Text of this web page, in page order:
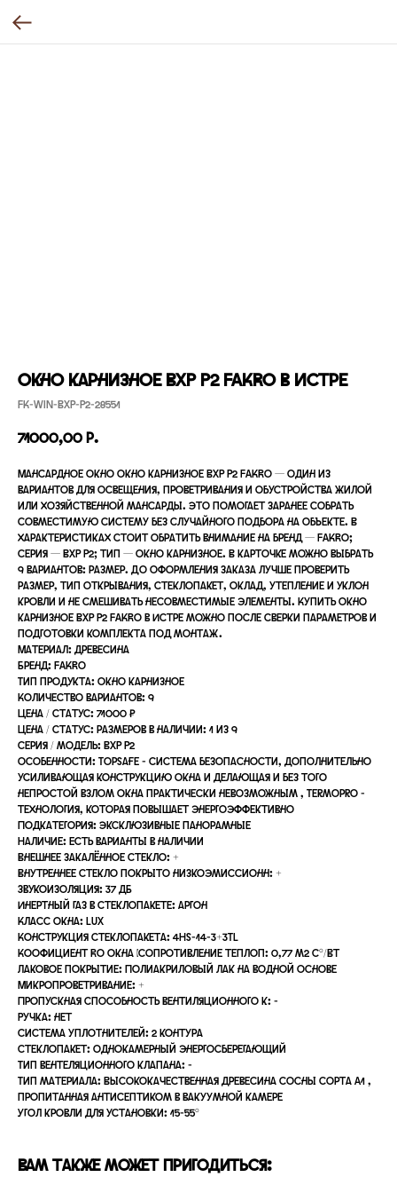
Окно карнизное BXP P2 FAKRO в Истре
FK-WIN-BXP-P2-28551
71000,00 р.
Мансардное окно Окно карнизное BXP P2 FAKRO — один из
вариантов для освещения, проветривания и обустройства жилой
или хозяйственной мансарды. Это помогает заранее собрать
совместимую систему без случайного подбора на объекте. В
характеристиках стоит обратить внимание на бренд — FAKRO;
серия — BXP P2; тип — Окно карнизное. В карточке можно выбрать
9 вариантов: размер. До оформления заказа лучше проверить
размер, тип открывания, стеклопакет, оклад, утепление и уклон
кровли и не смешивать несовместимые элементы. Купить окно
карнизное BXP P2 FAKRO в Истре можно после сверки параметров и
подготовки комплекта под монтаж.
Материал: древесина
Бренд: FAKRO
Тип продукта: Окно карнизное
Количество вариантов: 9
Цена / статус: 71000 ₽
Цена / статус: размеров в наличии: 1 из 9
Серия / модель: BXP P2
Особенности: TopSafe - система безопасности, дополнительно
усиливающая конструкцию окна и делающая и без того
непростой взлом окна практически невозможным , Termopro -
технология, которая повышает энергоэффективно
Подкатегория: Эксклюзивные панорамные
Наличие: Есть варианты в наличии
Внешнее закалённое стекло: +
Внутреннее стекло покрыто низкоэмиссионн: +
Звукоизоляция: 37 дБ
Инертный газ в стеклопакете: аргон
Класс окна: LUX
Конструкция стеклопакета: 4HS-14-3+3TL
Коофициент Ro окна (сопротивление теплоп: 0,77 м2 С°/Вт
Лаковое покрытие: Полиакриловый лак на водной основе
Микропроветривание: +
Пропускная способность вентиляционного к: -
Ручка: нет
Система уплотнителей: 2 контура
Стеклопакет: Однокамерный энергосберегающий
Тип вентеляционного клапана: -
Тип материала: Высококачественная древесина сосны сорта A1 ,
пропитанная антисептиком в вакуумной камере
Угол кровли для установки: 15-55°
Вам также может пригодиться: